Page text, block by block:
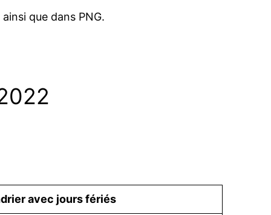
que dans PNG.
avec jours fériés